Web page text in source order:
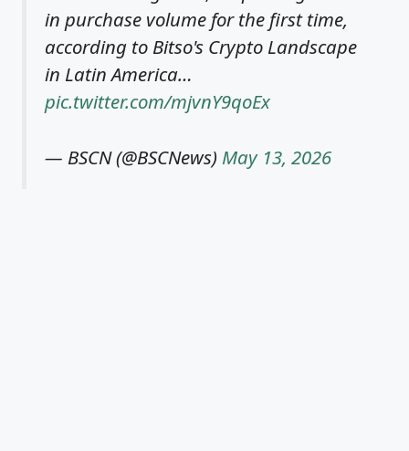
in purchase volume for the first time,
according to Bitso's Crypto Landscape
in Latin America…
pic.twitter.com/mjvnY9qoEx
— BSCN (@BSCNews) May 13, 2026